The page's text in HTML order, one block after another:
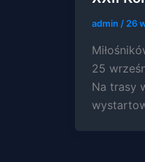
admin / 26
25
Na trasy